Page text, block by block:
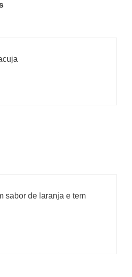
sabor de laranja e tem